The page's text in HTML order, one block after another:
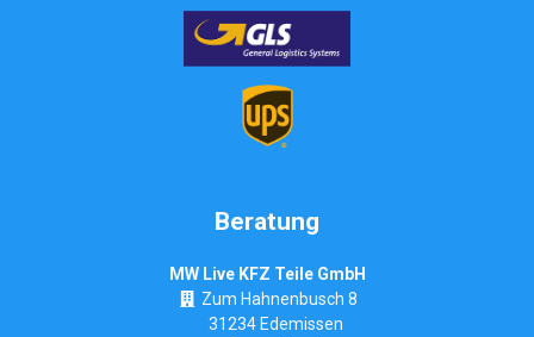
Beratung
MW Live KFZ Teile GmbH
Zum Hahnenbusch 8
31234 Edemissen